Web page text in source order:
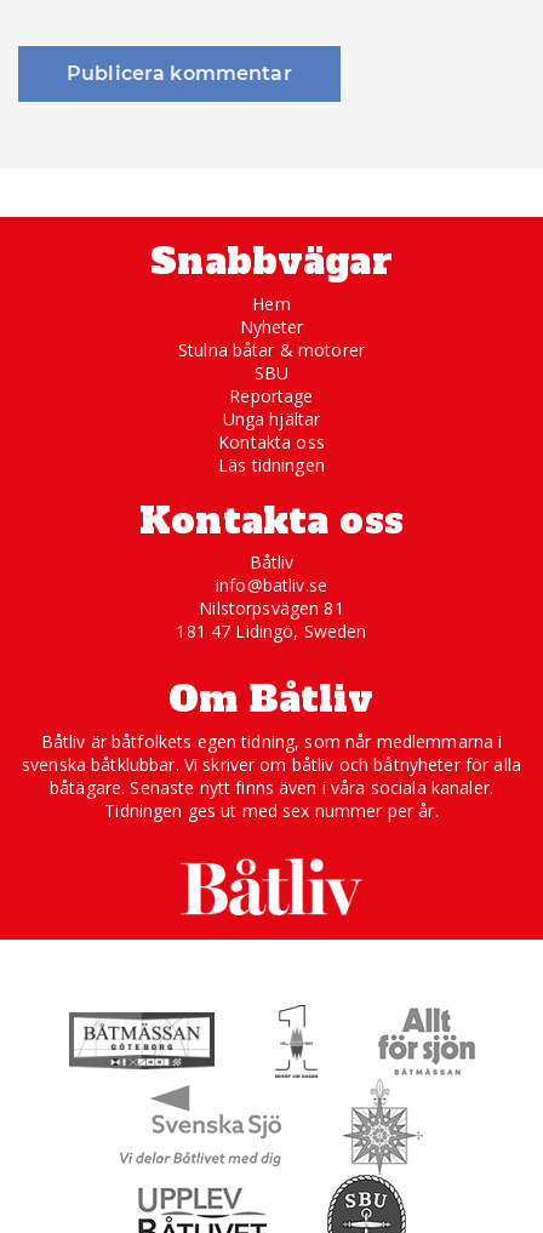
Snabbvägar
Hem
Nyheter
Stulna båtar & motorer
SBU
Reportage
Unga hjältar
Kontakta oss
Läs tidningen
Kontakta oss
Båtliv
info@batliv.se
Nilstorpsvägen 81
181 47 Lidingö, Sweden
Om Båtliv
Båtliv är båtfolkets egen tidning, som når medlemmarna i
svenska båtklubbar. Vi skriver om båtliv och båtnyheter för alla
båtägare. Senaste nytt finns även i våra sociala kanaler.
Tidningen ges ut med sex nummer per år.